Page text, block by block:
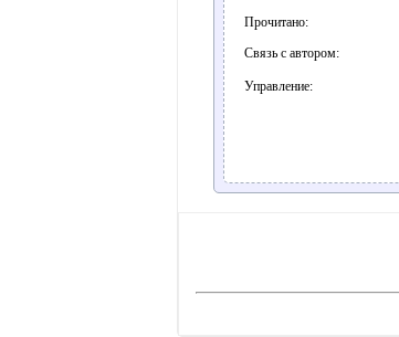
Прочитано:
Связь с автором:
Управление: